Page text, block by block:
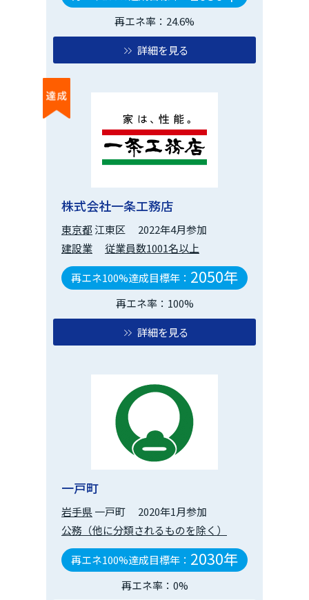
再エネ率：24.6%
詳細を見る
株式会社一条工務店
東京都江東区
2022年4月参加
建設業
従業員数1001名以上
再エネ100%達成目標年： 2050年
再エネ率：100%
詳細を見る
一戸町
岩手県一戸町
2020年1月参加
公務（他に分類されるものを除く）
再エネ100%達成目標年： 2030年
再エネ率：0%